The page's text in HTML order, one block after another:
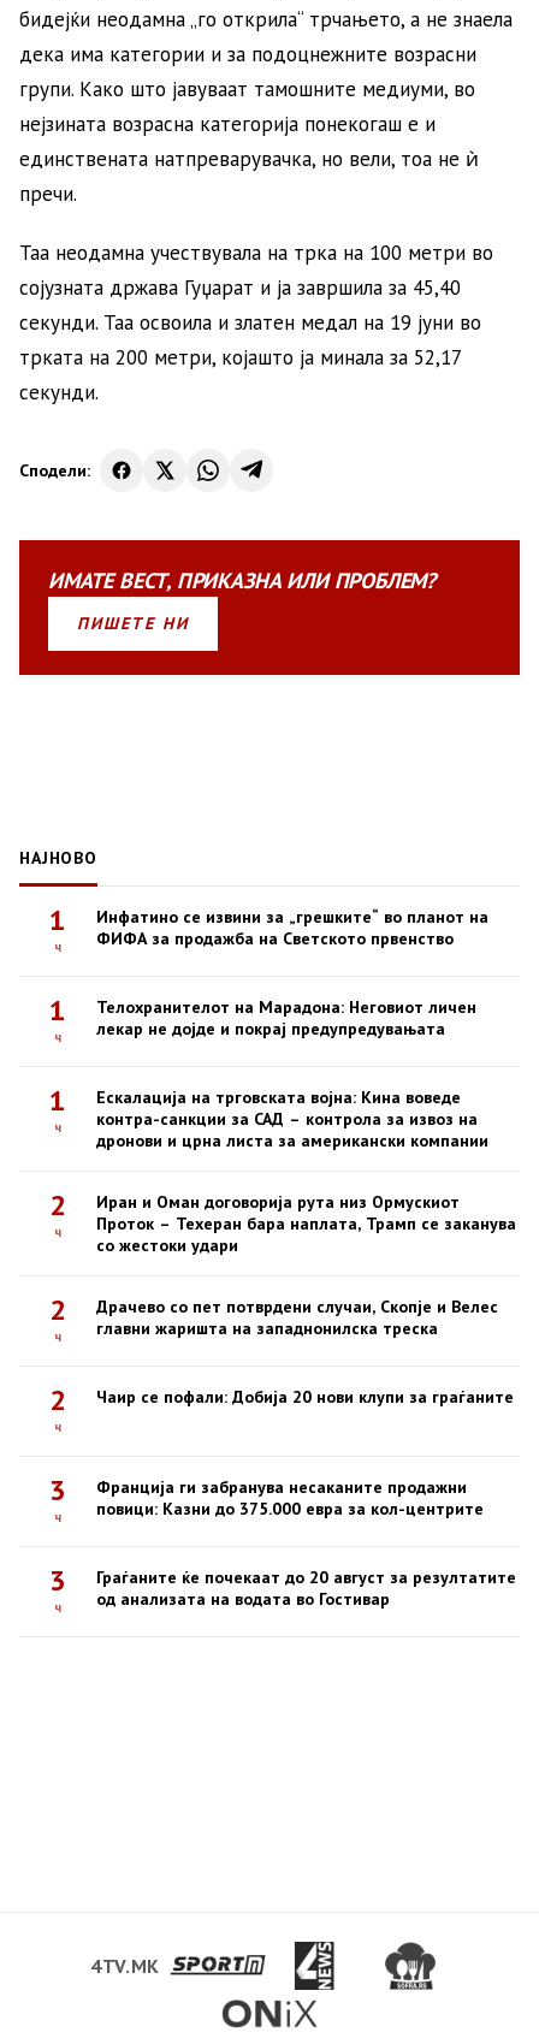
бидејќи неодамна „го открила“ трчањето, а не знаела
дека има категории и за подоцнежните возрасни
групи. Како што јавуваат тамошните медиуми, во
нејзината возрасна категорија понекогаш е и
единствената натпреварувачка, но вели, тоа не ѝ
пречи.
Таа неодамна учествувала на трка на 100 метри во
сојузната држава Гуџарат и ја завршила за 45,40
секунди. Таа освоила и златен медал на 19 јуни во
трката на 200 метри, којашто ја минала за 52,17
секунди.
Сподели:
ИМАТЕВЕСТ, ПРИКАЗНАИЛИПРОБЛЕМ?
ПИШЕТЕ НИ
НАЈНОВО
1
ч
Инфатино се извини за „грешките“ во планот на
ФИФА за продажба на Светското првенство
1
ч
Телохранителот на Марадона: Неговиот личен
лекар не дојде и покрај предупредувањата
1
ч
Ескалација на трговската војна: Кина воведе
контра-санкции за САД – контрола за извоз на
дронови и црна листа за американски компании
2
ч
Иран и Оман договорија рута низ Ормускиот
Проток – Техеран бара наплата, Трамп се заканува
со жестоки удари
2
ч
Драчево со пет потврдени случаи, Скопје и Велес
главни жаришта на западнонилска треска
2
ч
Чаир се пофали: Добија 20 нови клупи за граѓаните
3
ч
Франција ги забранува несаканите продажни
повици: Казни до 375.000 евра за кол-центрите
3
ч
Граѓаните ќе почекаат до 20 август за резултатите
од анализата на водата во Гостивар
4TV.MK